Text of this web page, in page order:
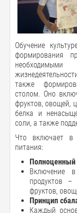
Обучение
формирования
также
столом. Оно
фруктов, овощей,
белка и
соли, а также
Что включает в
питания:
Полноценный
Включение
продуктов –
фруктов,
Принцип
Каждый